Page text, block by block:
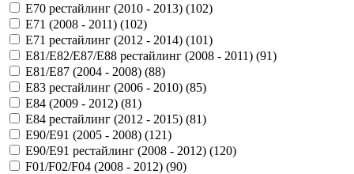
E70 рестайлинг (2010 - 2013) (102)
E71 (2008 - 2011) (102)
E71 рестайлинг (2012 - 2014) (101)
E81/E82/E87/E88 рестайлинг (2008 - 2011) (91)
E81/E87 (2004 - 2008) (88)
E83 рестайлинг (2006 - 2010) (85)
E84 (2009 - 2012) (81)
E84 рестайлинг (2012 - 2015) (81)
E90/E91 (2005 - 2008) (121)
E90/E91 рестайлинг (2008 - 2012) (120)
F01/F02/F04 (2008 - 2012) (90)